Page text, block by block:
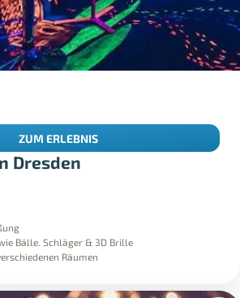
Dresden
Bälle. Schläger & 3D Brille
Räumen
ZUM ERLEBNIS